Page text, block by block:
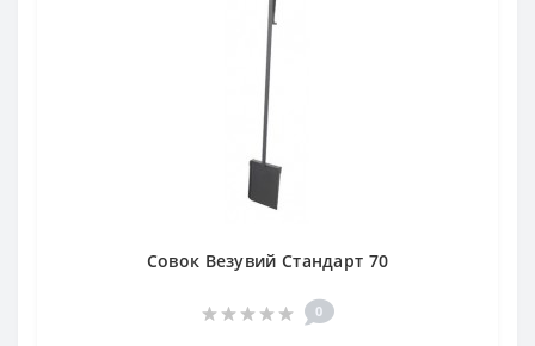
Совок Везувий Стандарт 70
0